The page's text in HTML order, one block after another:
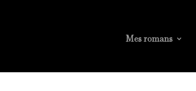
Mes romans